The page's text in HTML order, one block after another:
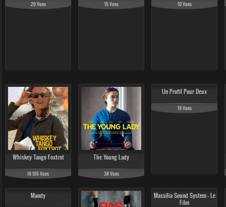
20 Vues 15 Vues 10 Vues
Whiskey Tango Foxtrot
10 105 Vues
The Young Lady
38 Vues
Un Profil Pour Deux
19 Vues
Mandy
Massilia Sound System - Le
Film